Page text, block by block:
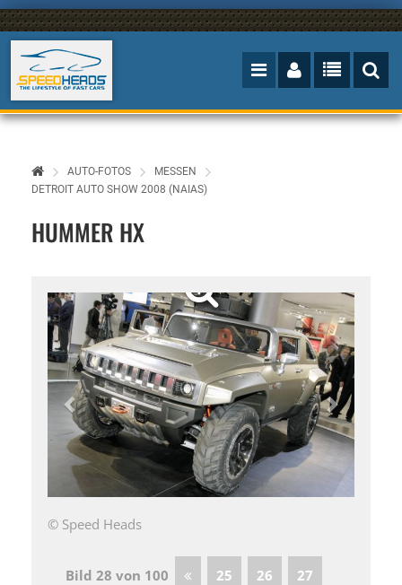
AUTO-FOTOS
MESSEN
DETROIT AUTO SHOW 2008 (NAIAS)
HUMMER HX
© Speed Heads
Bild 28 von 100 25 26 27